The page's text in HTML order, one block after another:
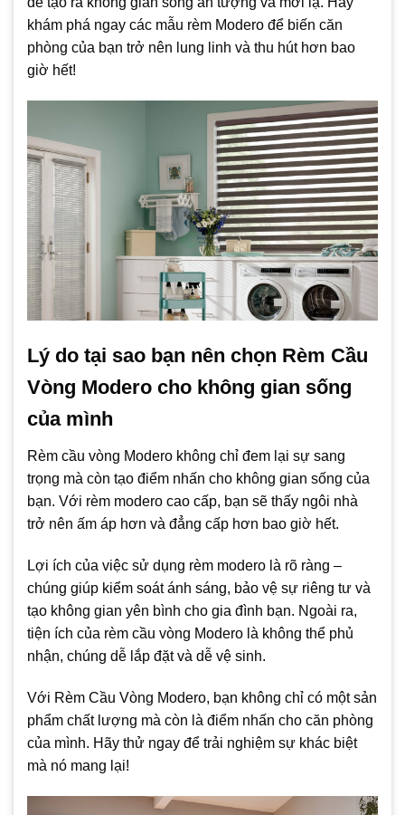
khám phá ngay các mẫu rèm Modero để biến căn
phòng của bạn trở nên lung linh và thu hút hơn bao
giờ hết!
Lý do tại sao bạn nên chọn Rèm Cầu
Vòng Modero cho không gian sống
của mình
Rèm cầu vòng Modero không chỉ đem lại sự sang
trọng mà còn tạo điểm nhấn cho không gian sống của
bạn. Với rèm modero cao cấp, bạn sẽ thấy ngôi nhà
trở nên ấm áp hơn và đẳng cấp hơn bao giờ hết.
Lợi ích của việc sử dụng rèm modero là rõ ràng –
chúng giúp kiểm soát ánh sáng, bảo vệ sự riêng tư và
tạo không gian yên bình cho gia đình bạn. Ngoài ra,
tiện ích của rèm cầu vòng Modero là không thể phủ
nhận, chúng dễ lắp đặt và dễ vệ sinh.
Với Rèm Cầu Vòng Modero, bạn không chỉ có một sản
phẩm chất lượng mà còn là điểm nhấn cho căn phòng
của mình. Hãy thử ngay để trải nghiệm sự khác biệt
mà nó mang lại!